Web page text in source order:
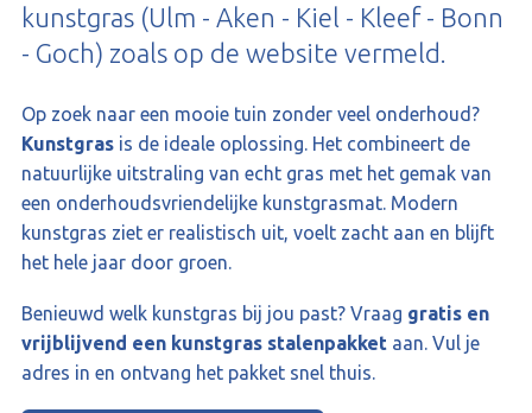
kunstgras (Ulm - Aken - Kiel - Kleef - Bonn
- Goch) zoals op de website vermeld.
Op zoek naar een mooie tuin zonder veel onderhoud?
Kunstgras is de ideale oplossing. Het combineert de
natuurlijke uitstraling van echt gras met het gemak van
een onderhoudsvriendelijke kunstgrasmat. Modern
kunstgras ziet er realistisch uit, voelt zacht aan en blijft
het hele jaar door groen.
Benieuwd welk kunstgras bij jou past? Vraag gratis en
vrijblijvend een kunstgras stalenpakket aan. Vul je
adres in en ontvang het pakket snel thuis.